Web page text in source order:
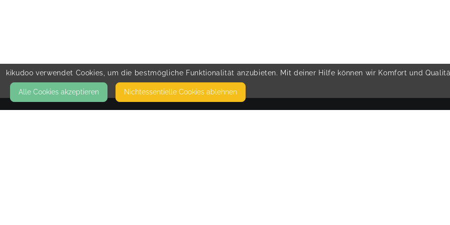
kikudoo verwendet Cookies, um die bestmögliche Funktionalität anzubieten. Mit deiner Hilfe können wir Komfort und
Alle Cookies akzeptieren Nicht­essentielle Cookies ablehnen